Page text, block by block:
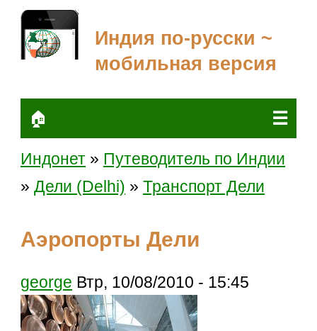
Индия по-русски ~
мобильная версия
🏠 ☰
Индонет » Путеводитель по Индии
»Дели (Delhi) »Транспорт Дели
Аэропорты Дели
george Втр, 10/08/2010 - 15:45